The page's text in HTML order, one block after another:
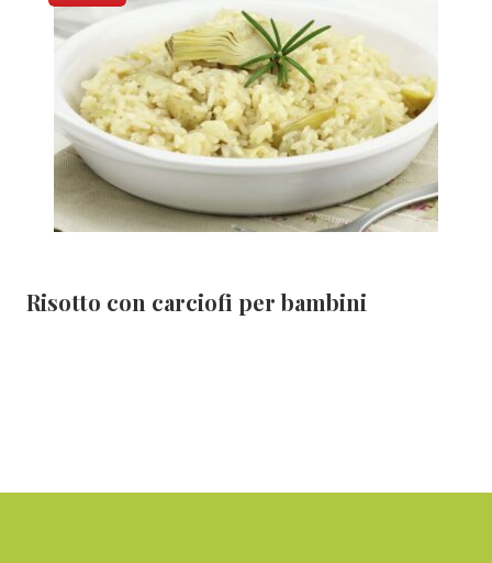
Risotto con carciofi per bambini